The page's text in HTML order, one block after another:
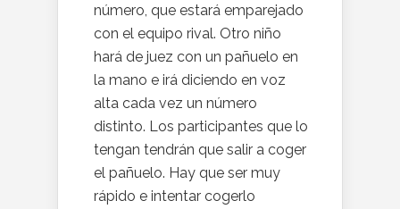
número, que estará emparejado
con el equipo rival. Otro niño
hará de juez con un pañuelo en
la mano e irá diciendo en voz
alta cada vez un número
distinto. Los participantes que lo
tengan tendrán que salir a coger
el pañuelo. Hay que ser muy
rápido e intentar cogerlo